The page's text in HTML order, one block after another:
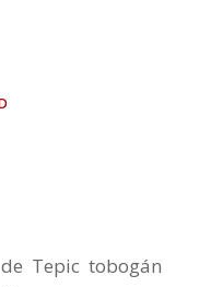
Tepic tobogán